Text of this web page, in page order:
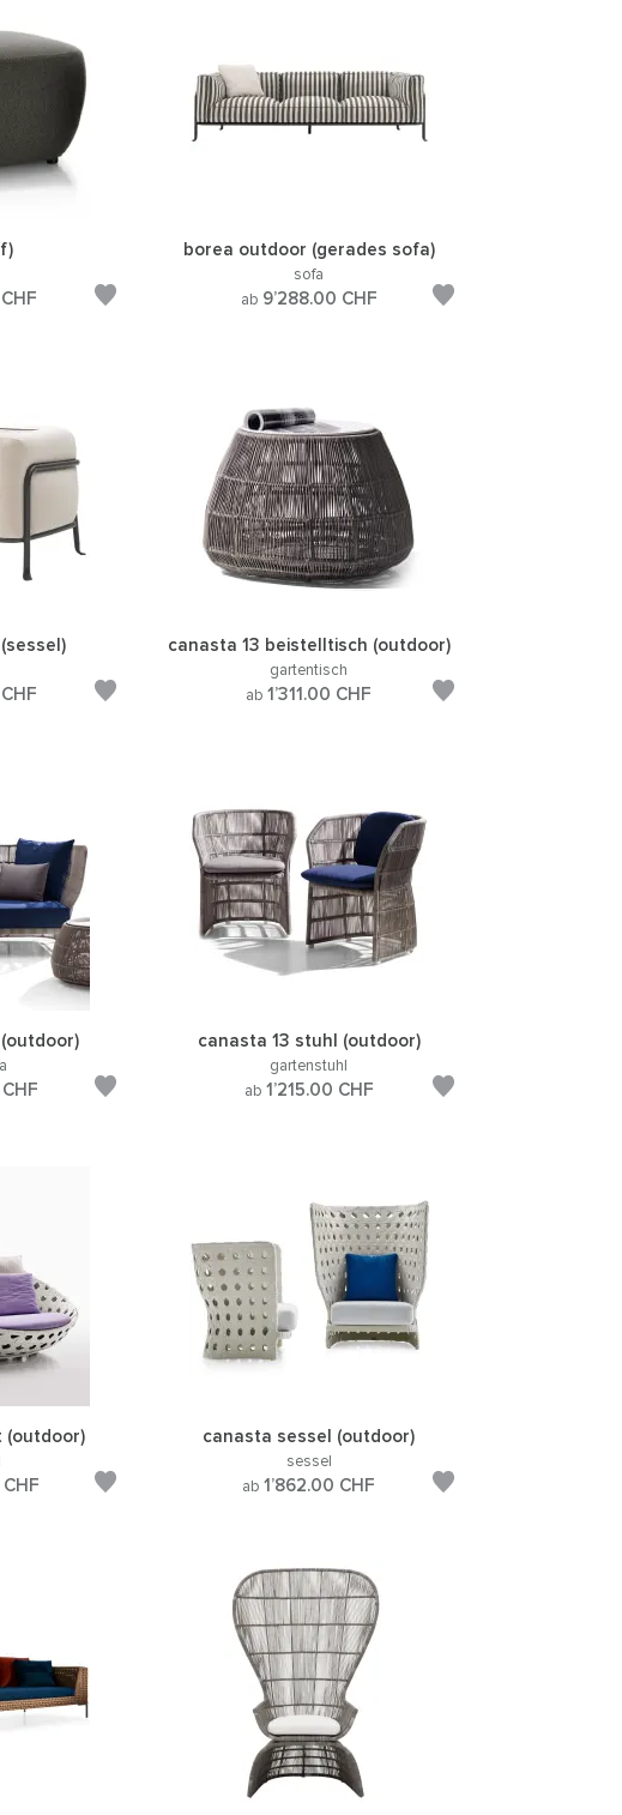
CHF
borea outdoor (gerades sofa)
sofa
ab 9’288.00 CHF
CHF
canasta 13 beistelltisch (outdoor)
gartentisch
ab1’311.00 CHF
CHF
canasta 13 stuhl (outdoor)
gartenstuhl
ab 1’215.00 CHF
(outdoor)
CHF
canasta sessel (outdoor)
sessel
ab1’862.00 CHF